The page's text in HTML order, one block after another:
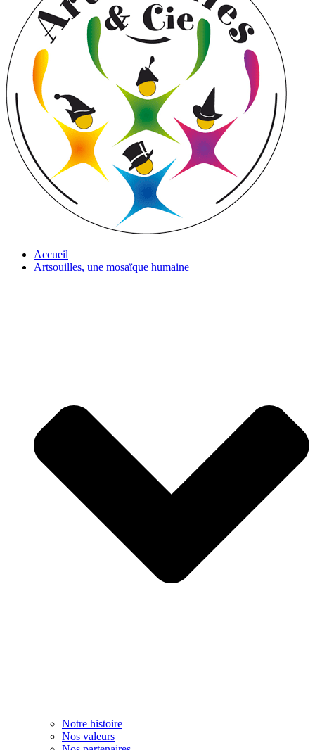
Accueil
Artsouilles, une mosaïque humaine
Notre histoire
Nos valeurs